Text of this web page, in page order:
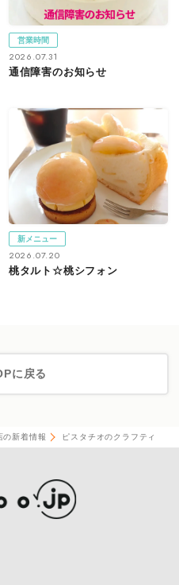
営業時間
2026.07.31
通信障害のお知らせ
新メニュー
2026.07.20
桃タルト☆桃シフォン
に戻る
の新着情報 ピスタチオのクラフティ